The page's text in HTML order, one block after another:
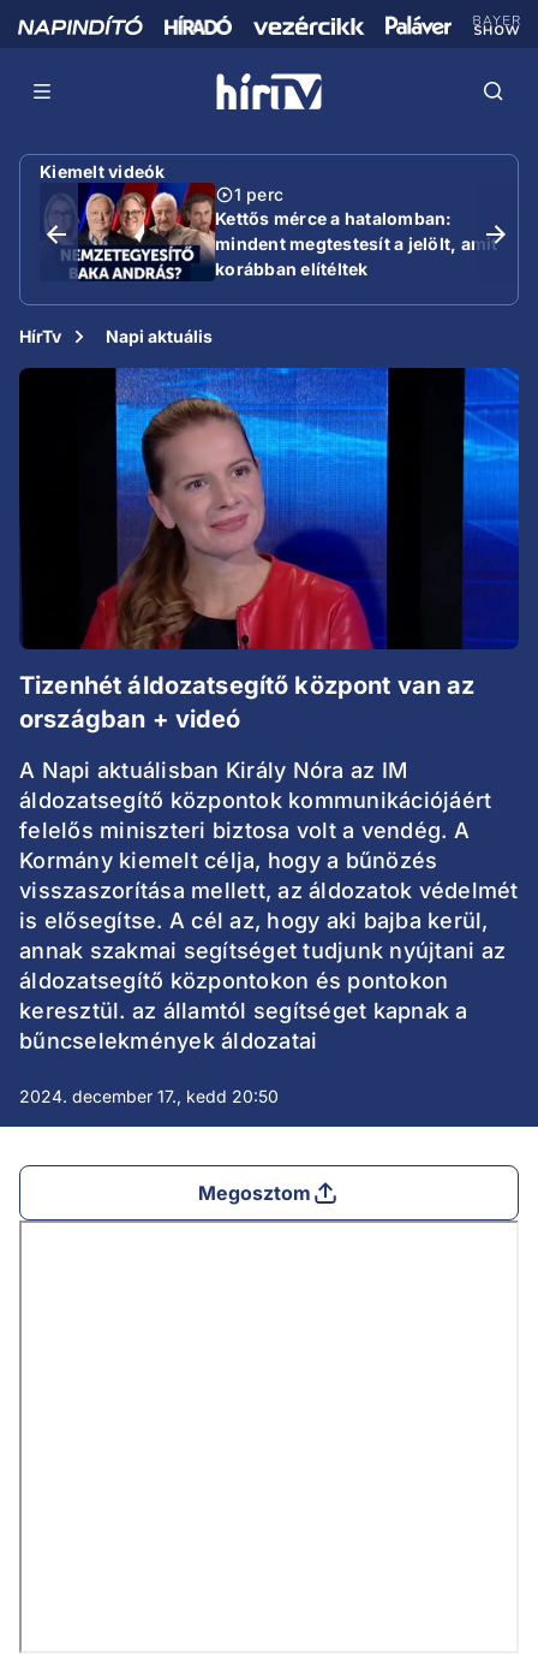
Kiemelt videók
1 perc
Kettős mérce a hatalomban:
mindent megtestesít a jelölt, amit
korábban elítéltek
HírTv Napi aktuális
Tizenhét áldozatsegítő központ van az
országban + videó
A Napi aktuálisban Király Nóra az IM
áldozatsegítő központok kommunikációjáért
felelős miniszteri biztosa volt a vendég. A
Kormány kiemelt célja, hogy a bűnözés
visszaszorítása mellett, az áldozatok védelmét
is elősegítse. A cél az, hogy aki bajba kerül,
annak szakmai segítséget tudjunk nyújtani az
áldozatsegítő központokon és pontokon
keresztül. az államtól segítséget kapnak a
bűncselekmények áldozatai
2024. december 17., kedd 20:50
Megosztom